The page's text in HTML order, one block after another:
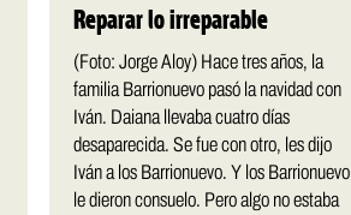
Reparar lo irreparable
(Foto: Jorge Aloy) Hace tres años, la
familia Barrionuevo pasó la navidad con
Iván. Daiana llevaba cuatro días
desaparecida. Se fue con otro, les dijo
Iván a los Barrionuevo. Y los Barrionuevo
le dieron consuelo. Pero algo no estaba